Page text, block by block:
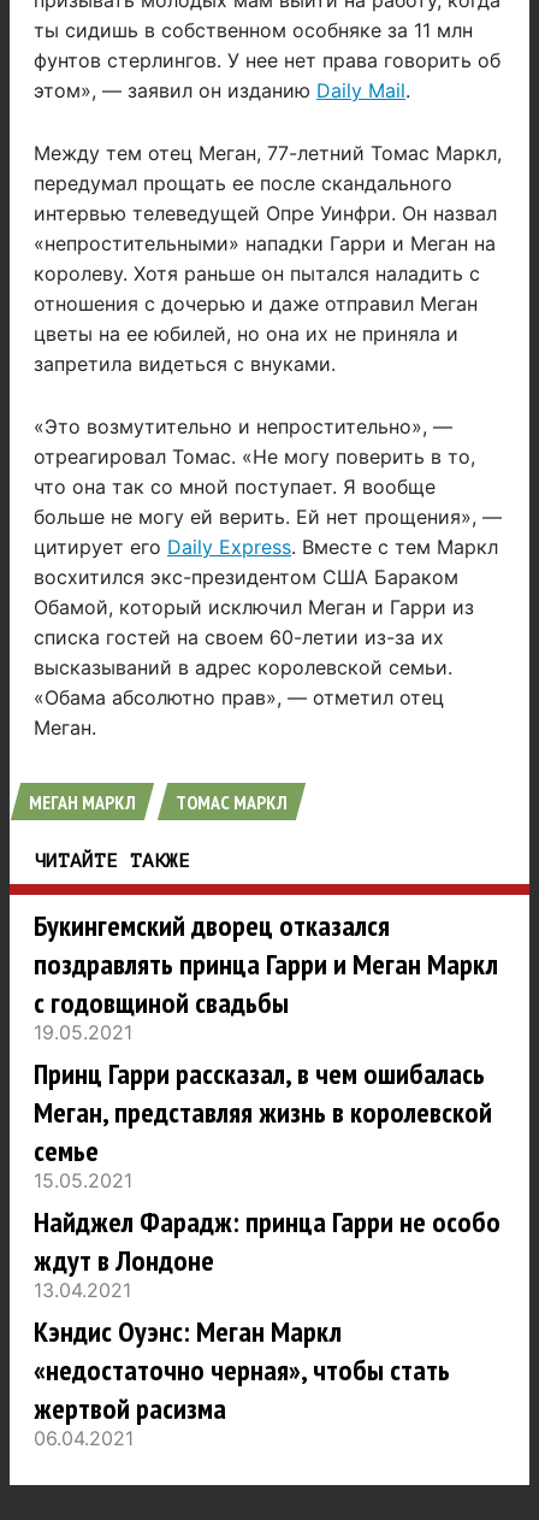
ты сидишь в собственном особняке за 11 млн
фунтов стерлингов. У нее нет права говорить об
этом», — заявил он изданию Daily Mail.
Между тем отец Меган, 77-летний Томас Маркл,
передумал прощать ее после скандального
интервью телеведущей Опре Уинфри. Он назвал
«непростительными» нападки Гарри и Меган на
королеву. Хотя раньше он пытался наладить с
отношения с дочерью и даже отправил Меган
цветы на ее юбилей, но она их не приняла и
запретила видеться с внуками.
«Это возмутительно и непростительно», —
отреагировал Томас. «Не могу поверить в то,
что она так со мной поступает. Я вообще
больше не могу ей верить. Ей нет прощения», —
цитирует его Daily Express. Вместе с тем Маркл
восхитился экс-президентом США Бараком
Обамой, который исключил Меган и Гарри из
списка гостей на своем 60-летии из-за их
высказываний в адрес королевской семьи.
«Обама абсолютно прав», — отметил отец
Меган.
МЕГАН МАРКЛ ТОМАС МАРКЛ
ЧИТАЙТЕ ТАКЖЕ
Букингемский дворец отказался
поздравлять принца Гарри и Меган Маркл
с годовщиной свадьбы
19.05.2021
Принц Гарри рассказал, в чем ошибалась
Меган, представляя жизнь в королевской
семье
15.05.2021
Найджел Фарадж: принца Гарри не особо
ждут в Лондоне
13.04.2021
Кэндис Оуэнс: Меган Маркл
«недостаточно черная», чтобы стать
жертвой расизма
06.04.2021